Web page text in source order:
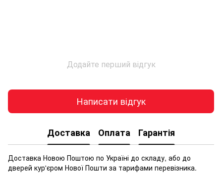
Додайте перший відгук
Написати відгук
Доставка Оплата Гарантія
Доставка Новою Поштою по Україні до складу, або до
дверей кур'єром Нової Пошти за тарифами перевізника.